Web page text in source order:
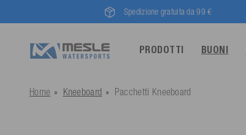
Spedizione gratuita da 99 €
PRODOTTI BUONI
Home Kneeboard Pacchetti Kneeboard